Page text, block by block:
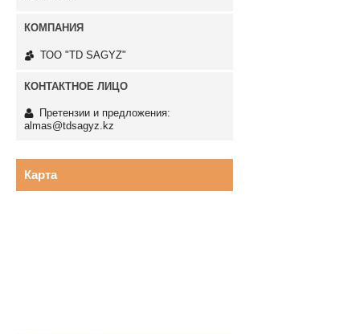
ТОО "TD SAGYZ"
Претензии и предложения:
almas@tdsagyz.kz
Карта